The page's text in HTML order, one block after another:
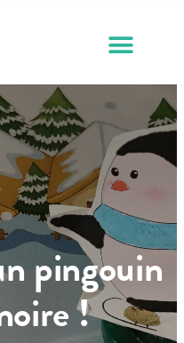
pingouin
!